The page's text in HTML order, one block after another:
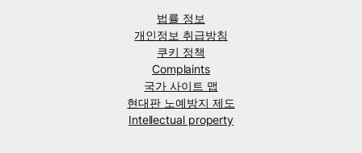
법률 정보
개인정보 취급방침
쿠키 정책
Complaints
국가 사이트 맵
현대판 노예방지 제도
Intellectual property